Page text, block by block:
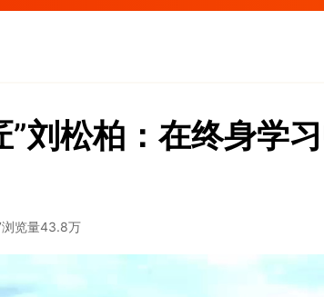
刘松柏：在终身学
浏览量43.8万